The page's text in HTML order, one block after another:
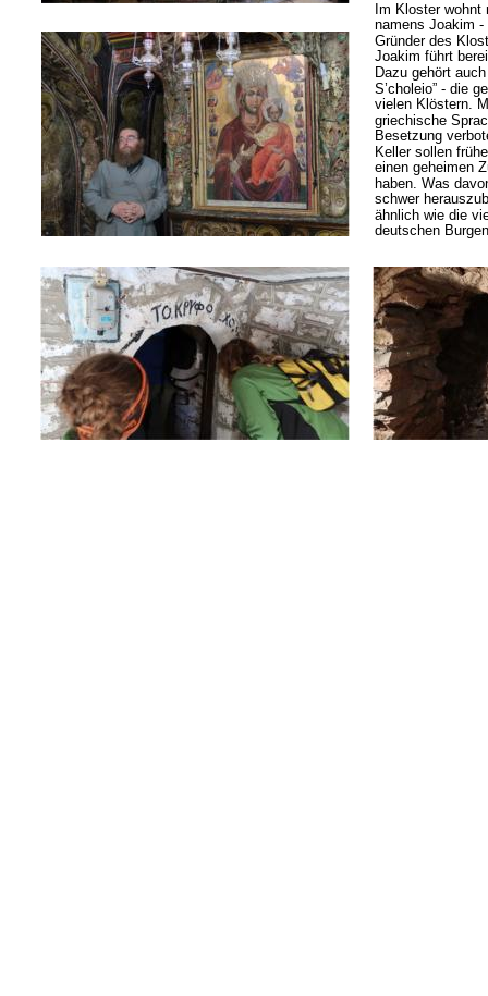
Im Kloster
namens Joakim
Gründer des
Joakim führt
Dazu gehört
S’choleio” - die
vielen Klöstern.
griechische
Besetzung
Keller sollen
einen geheimen
haben. Was
schwer
ähnlich wie die
deutschen